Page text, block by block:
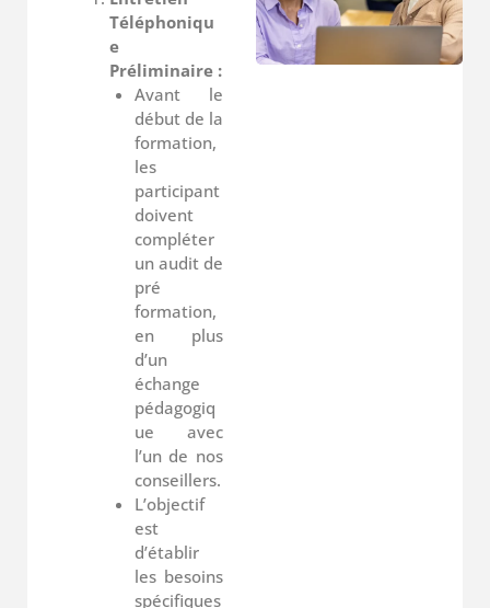
Téléphoniqu
e
Préliminaire :
Avant le
début de la
formation,
les
participant
doivent
compléter
un audit de
pré
formation,
en plus
d’un
échange
pédagogiq
ue avec
l’un de nos
conseillers.
L’objectif
est
d’établir
les besoins
spécifiques